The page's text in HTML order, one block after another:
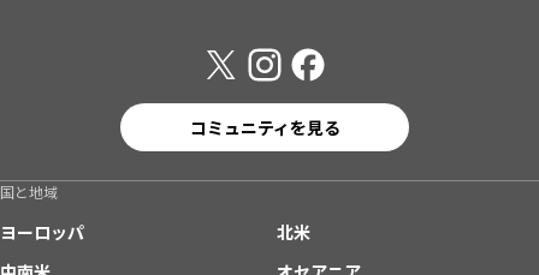
コミュニティを見る
国と地域
ヨーロッパ
北米